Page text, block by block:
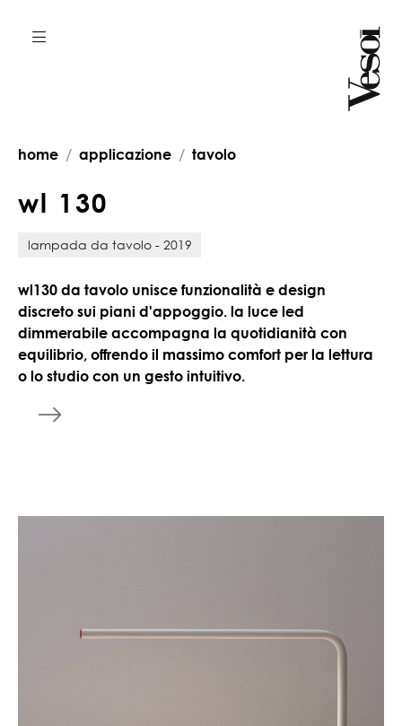
home applicazione tavolo
wl 1 30
lampada da tavolo - 2019
wl130 da tavolo unisce funzionalità e design
discreto sui piani d'appoggio. la luce led
dimmerabile accompagna la quotidianità con
equilibrio, offrendo il massimo comfort per la lettura
o lo studio con un gesto intuitivo.